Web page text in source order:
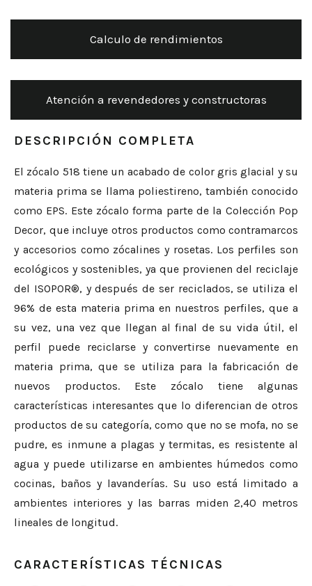
Calculo de rendimientos
Atención a revendedores y constructoras
DESCRIPCIÓN COMPLETA
El zócalo 518 tiene un acabado de color gris glacial y su
materia prima se llama poliestireno, también conocido
como EPS. Este zócalo forma parte de la Colección Pop
Decor, que incluye otros productos como contramarcos
y accesorios como zócalines y rosetas. Los perfiles son
ecológicos y sostenibles, ya que provienen del reciclaje
del ISOPOR®, y después de ser reciclados, se utiliza el
96% de esta materia prima en nuestros perfiles, que a
su vez, una vez que llegan al final de su vida útil, el
perfil puede reciclarse y convertirse nuevamente en
materia prima, que se utiliza para la fabricación de
nuevos productos. Este zócalo tiene algunas
características interesantes que lo diferencian de otros
productos de su categoría, como que no se mofa, no se
pudre, es inmune a plagas y termitas, es resistente al
agua y puede utilizarse en ambientes húmedos como
cocinas, baños y lavanderías. Su uso está limitado a
ambientes interiores y las barras miden 2,40 metros
lineales de longitud.
CARACTERÍSTICAS TÉCNICAS